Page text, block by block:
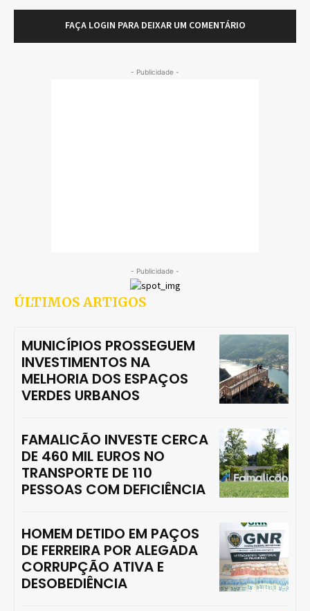
FAÇA LOGIN PARA DEIXAR UM COMENTÁRIO
- Publicidade -
- Publicidade -
ÚLTIMOS ARTIGOS
MUNICÍPIOS PROSSEGUEM
INVESTIMENTOS NA
MELHORIA DOS ESPAÇOS
VERDES URBANOS
FAMALICÃO INVESTE CERCA
DE 460 MIL EUROS NO
TRANSPORTE DE 110
PESSOAS COM DEFICIÊNCIA
HOMEM DETIDO EM PAÇOS
DE FERREIRA POR ALEGADA
CORRUPÇÃO ATIVA E
DESOBEDIÊNCIA